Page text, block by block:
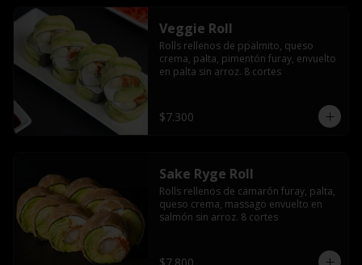
Veggie Roll
Rolls rellenos de ppalmito, queso
crema, palta, pimentón furay, envuelto
en palta sin arroz. 8 cortes
$7.300
Sake Ryge Roll
Rolls rellenos de camarón furay, palta,
queso crema, massago envuelto en
salmón sin arroz. 8 cortes